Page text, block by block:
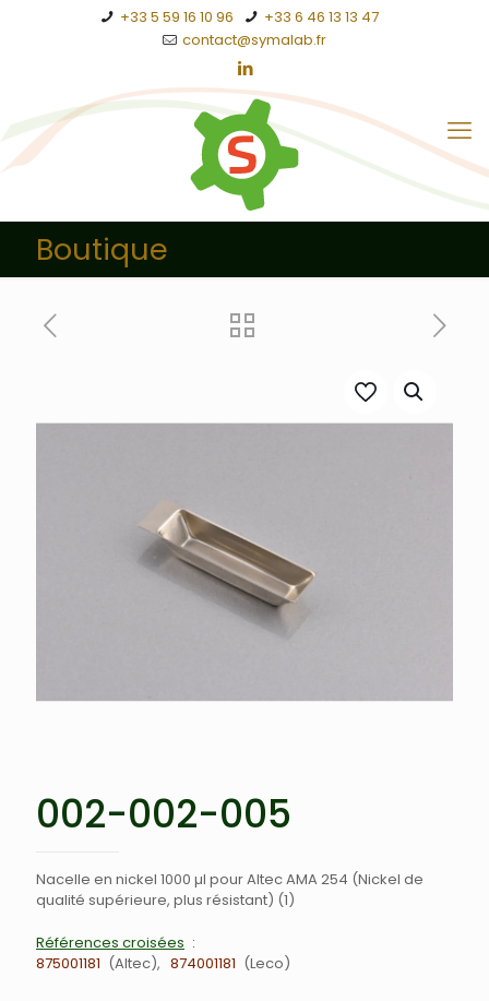
+33 5 59 16 10 96
+33 6 46 13 13 47
contact@symalab.fr
Boutique
002-002-005
Nacelle en nickel 1000 µl pour Altec AMA 254 (Nickel de
qualité supérieure, plus résistant) (1)
Références croisées
875001181
Altec 874001181 Leco